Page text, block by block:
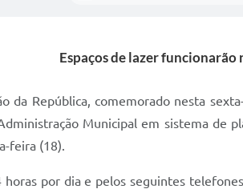
Espaços de lazer funcionarão
da República, comemorado nesta
Municipal em sistema de
feira (18).
horas por dia e pelos seguintes